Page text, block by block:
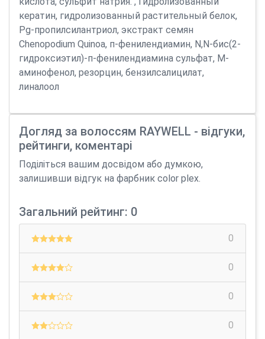
кератин, гидролизованный растительный белок,
Pg-пропилсилантриол, экстракт семян
Chenopodium Quinoa, п-фенилендиамин, N,N-бис(2-
гидроксиэтил)-п-фенилендиамина сульфат, М-
аминофенол, резорцин, бензилсалицилат,
линалоол
Догляд за волоссям RAYWELL - відгуки,
рейтинги, коментарі
Поділіться вашим досвідом або думкою,
залишивши відгук на фарбник color plex.
Загальний рейтинг: 0
0
0
0
0